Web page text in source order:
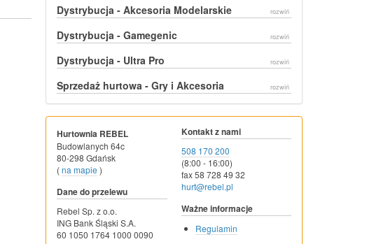
Dystrybucja - Akcesoria Modelarskie rozwiń
Dystrybucja - Gamegenic rozwiń
Dystrybucja - Ultra Pro rozwiń
Sprzedaż hurtowa - Gry i Akcesoria rozwiń
Hurtownia REBEL
Budowlanych 64c
80-298 Gdańsk
(na mapie )
Dane do przelewu
Rebel Sp. z o.o.
ING Bank Śląski S.A.
60 1050 1764 1000 0090
Kontakt z nami
508 170 200
(8:00 - 16:00)
fax 58 728 49 32
hurt@rebel.pl
Ważne informacje
Regulamin